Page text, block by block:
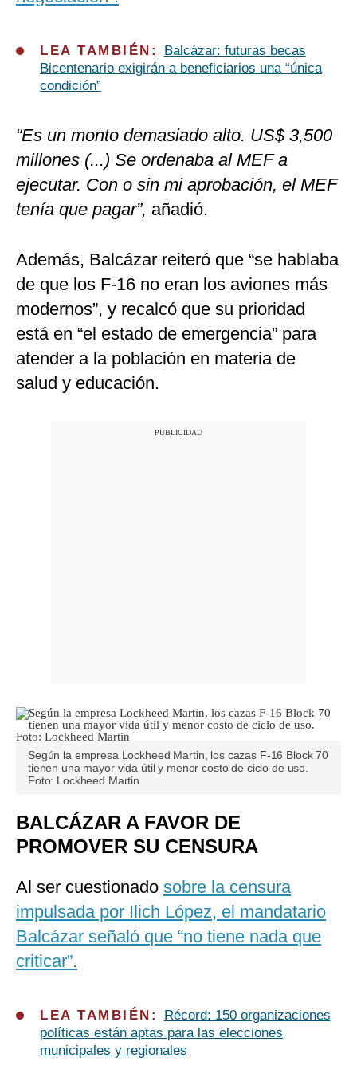
LEA TAMBIÉN:
Balcázar: futuras becas
Bicentenario exigirán a beneficiarios una “única
condición”
“Es un monto demasiado alto. US$ 3,500
millones (...) Se ordenaba al MEF a
ejecutar. Con o sin mi aprobación, el MEF
tenía que pagar”, añadió.
Además, Balcázar reiteró que “se hablaba
de que los F-16 no eran los aviones más
modernos”, y recalcó que su prioridad
está en “el estado de emergencia” para
atender a la población en materia de
salud y educación.
Según la empresa Lockheed Martin, los cazas F-16 Block 70
tienen una mayor vida útil y menor costo de ciclo de uso.
Foto: Lockheed Martin
BALCÁZAR A FAVOR DE
PROMOVER SU CENSURA
Al ser cuestionado sobre la censura
impulsada por Ilich López, el mandatario
Balcázar señaló que “no tiene nada que
criticar”.
LEA TAMBIÉN:
Récord: 150 organizaciones
políticas están aptas para las elecciones
municipales y regionales